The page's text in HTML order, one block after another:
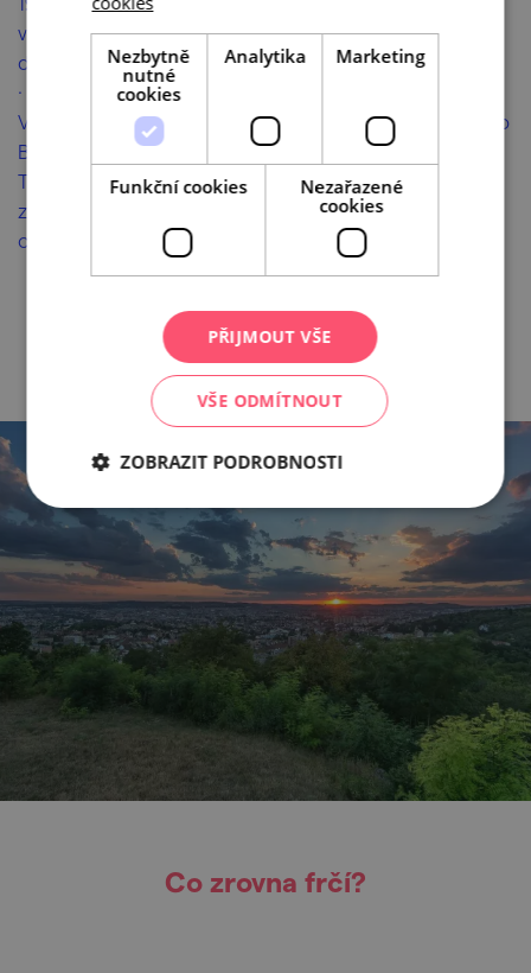
všichni muži a v kostele bylo upáleno 247 žen a 205
dětí. Celkem bylo zavražděno 642 civilistů.
· TRAGÉDIE V TELAVÅGU
Výstava představuje osud norské obce ležící nedaleko
Bergenu, kterou postihl obdobný osud jako Lidice.
Televåg byl v dubnu 1942 srovnán se zemí jako odveta
za smrt dvou příslušníků gestapa. Jeho obyvatelé byli
odvlečeni do koncentračních táborů.
Co zrovna frčí?
Nezbytně
nutné
cookies
Analytika Marketing
Funkční cookies
Nezařazené
cookies
PŘIJMOUT VŠE
VŠE ODMÍTNOUT
ZOBRAZIT PODROBNOSTI